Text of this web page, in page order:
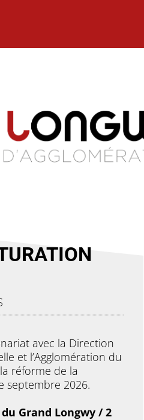
avec la Direction
et l’Agglomération du
réforme de la
septembre 2026.
Grand Longwy / 2